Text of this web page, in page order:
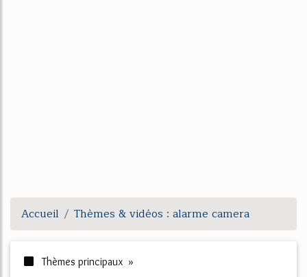
Accueil Thèmes & vidéos : alarme camera
Thèmes principaux »